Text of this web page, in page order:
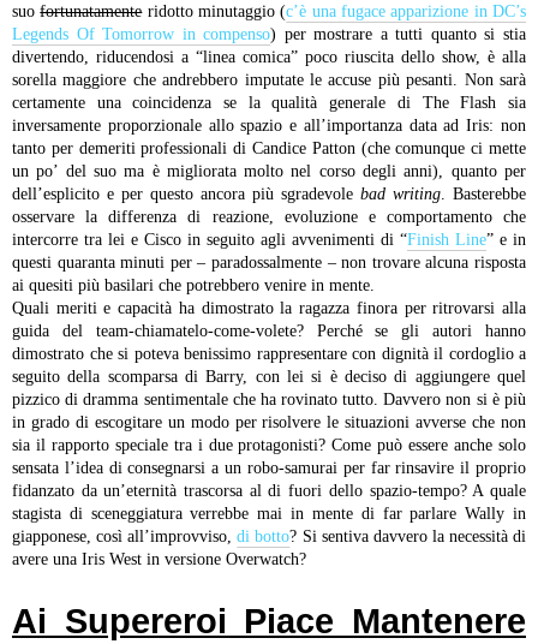
suofortunatamenteridotto minutaggio (c’è una fugace apparizione in DC’s
Legends Of Tomorrow in compenso) per mostrare a tutti quanto si stia
divertendo, riducendosi a “linea comica” poco riuscita dello show, è alla
sorella maggiore che andrebbero imputate le accuse più pesanti. Non sarà
certamente una coincidenza se la qualità generale di The Flash sia
inversamente proporzionale allo spazio e all’importanza data ad Iris: non
tanto per demeriti professionali di Candice Patton (che comunque ci mette
un po’ del suo ma è migliorata molto nel corso degli anni), quanto per
dell’esplicito e per questo ancora più sgradevole bad writing. Basterebbe
osservare la differenza di reazione, evoluzione e comportamento che
intercorre tra lei e Cisco in seguito agli avvenimenti di “Finish Line” e in
questi quaranta minuti per – paradossalmente – non trovare alcuna risposta
ai quesiti più basilari che potrebbero venire in mente.
Quali meriti e capacità ha dimostrato la ragazza finora per ritrovarsi alla
guida del team-chiamatelo-come-volete? Perché se gli autori hanno
dimostrato che si poteva benissimo rappresentare con dignità il cordoglio a
seguito della scomparsa di Barry, con lei si è deciso di aggiungere quel
pizzico di dramma sentimentale che ha rovinato tutto. Davvero non si è più
in grado di escogitare un modo per risolvere le situazioni avverse che non
sia il rapporto speciale tra i due protagonisti? Come può essere anche solo
sensata l’idea di consegnarsi a un robo-samurai per far rinsavire il proprio
fidanzato da un’eternità trascorsa al di fuori dello spazio-tempo? A quale
stagista di sceneggiatura verrebbe mai in mente di far parlare Wally in
giapponese, così all’improvviso,di botto? Si sentiva davvero la necessità di
avere una Iris West in versione Overwatch?
Ai Supereroi Piace Mantenere